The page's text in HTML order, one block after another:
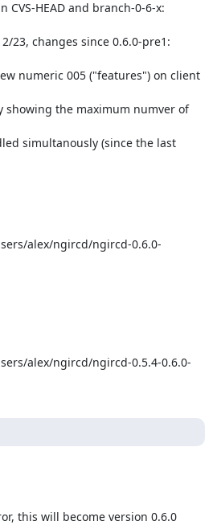
HEAD and branch-0-6-x:
23, changes since 0.6.0-pre1:
alex/ngircd/ngircd-0.6.0-
alex/ngircd/ngircd-0.5.4-0.6.0-
this will become version 0.6.0